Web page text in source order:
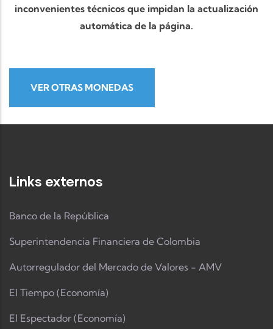
inconvenientes técnicos que impidan la actualización
automática de la página.
VER OTRAS MONEDAS
Links externos
Banco de la República
Superintendencia Financiera de Colombia
Autorregulador del Mercado de Valores - AMV
El Tiempo (Economía)
El Espectador (Economía)